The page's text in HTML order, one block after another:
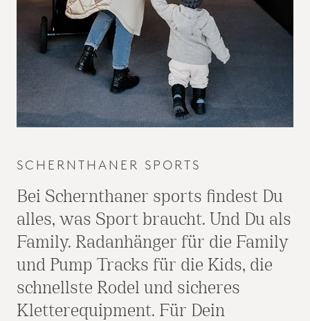
SCHERNTHANER SPORTS
Bei Schernthaner sports findest Du
alles, was Sport braucht. Und Du als
Family. Radanhänger für die Family
und Pump Tracks für die Kids, die
schnellste Rodel und sicheres
Kletterequipment. Für Dein